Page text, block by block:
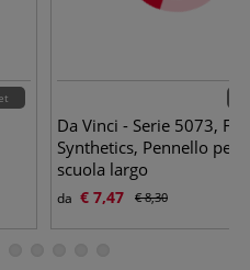
Da Vinci - Serie 5073, Fit
Synthetics, Pennello per
scuola largo
da € 7,47 € 8,30